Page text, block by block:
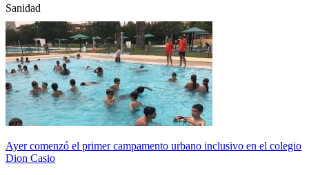
Sanidad
Ayer comenzó el primer campamento urbano inclusivo en el colegio
Dion Casio